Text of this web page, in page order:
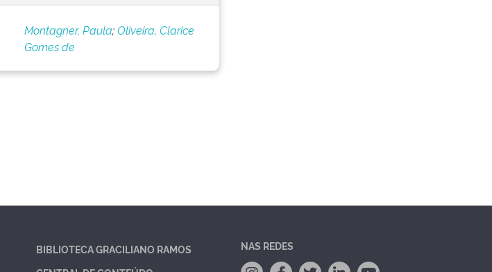
Montagner, Paula;Oliveira, Clarice
Gomes de
BIBLIOTECA GRACILIANO RAMOS
NAS REDES